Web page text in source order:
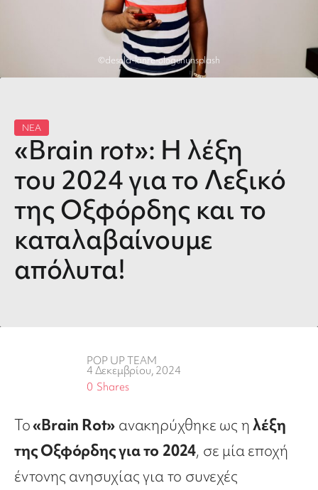
ΝΕΑ
«Brain rot»: H λέξη
του 2024 για το Λεξικό
της Οξφόρδης και το
καταλαβαίνουμε
απόλυτα!
©desola-lanre-ologununsplash
POP UP TEAM
4 Δεκεμβρίου, 2024
Shares
0
Το«Brain Rot» ανακηρύχθηκε ως ηλέξη
της Οξφόρδης για το 2024, σε μία εποχή
έντονης ανησυχίας για το συνεχές